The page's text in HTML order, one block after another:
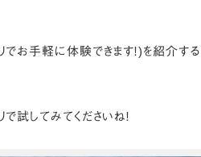
お手軽に体験できます！)を紹介する
試してみてくださいね！